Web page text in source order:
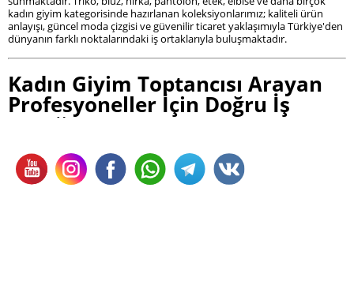
kadın giyim kategorisinde hazırlanan koleksiyonlarımız; kaliteli ürün
anlayışı, güncel moda çizgisi ve güvenilir ticaret yaklaşımıyla Türkiye'den
dünyanın farklı noktalarındaki iş ortaklarıyla buluşmaktadır.
Kadın Giyim Toptancısı Arayan
Profesyoneller İçin Doğru İş
Ortağı
Kadın giyim sektöründe başarılı olmanın temelinde yalnızca doğru
ürünleri seçmek değil, aynı zamanda güvenilir bir toptancıyla uzun
vadeli iş ortaklığı kurmak yer alır. Sürekli değişen moda trendleri, sezon